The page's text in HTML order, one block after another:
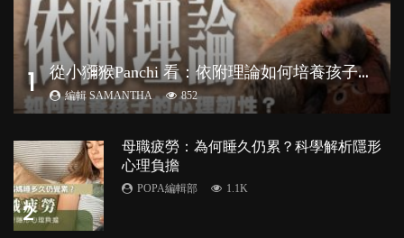
1 從
小獼猴Panchi 看：依附理論如何培養孩子心理韌性？
編輯 SAMANTHA 852
2
母職疲勞：為何睡久仍累？科學解析隱形
心理負擔
POPA編輯部 1.1K